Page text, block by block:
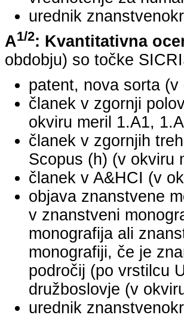
urednik
A1/2: Kvantitativna
obdobju) so točke
patent, nova sorta
članek v zgornji
okviru meril 1.A1,
članek v zgornjih
Scopus (h) (v okviru
članek v A&HCI (v
objava znanstvene
v znanstveni
monografija ali
monografiji, če je
področij (po vrstilcu
družboslovje (v
urednik